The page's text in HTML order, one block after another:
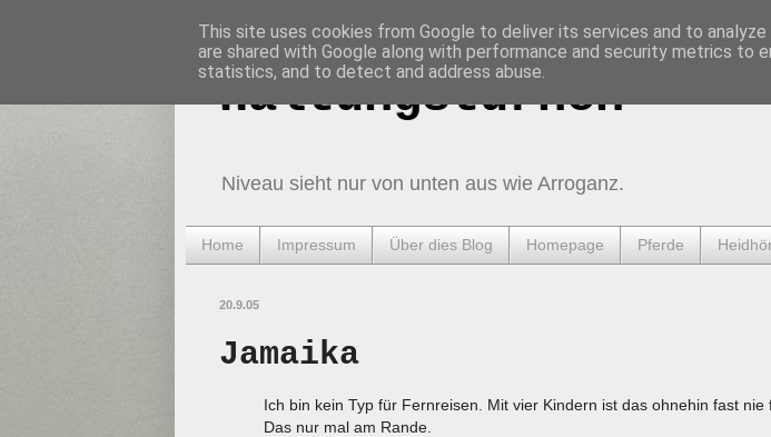
Haltungsturnen
Niveau sieht nur von unten aus wie Arroganz.
Home Impressum Über dies Blog Homepage Pferde
20.9.05
Jamaika
Ich bin kein Typ für Fernreisen. Mit vier Kindern ist das ohnehin fast nie
Das nur mal am Rande.
This site uses cookies from Google to deliver its services and to
are shared with Google along with performance and security metrics to
statistics, and to detect and address abuse.